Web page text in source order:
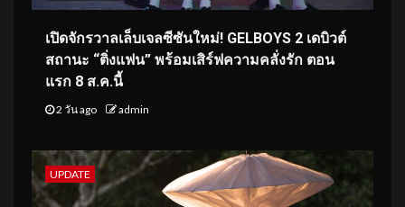
เปิดจักรวาลเล็บเจลซีซันใหม่! GELBOYS 2 เดบิวต์
สถานะ “ติ่งแฟน” พร้อมเสิร์ฟความคลั่งรัก ตอน
แรก 8 ส.ค.นี้
2 วัน ago admin
UPDATE